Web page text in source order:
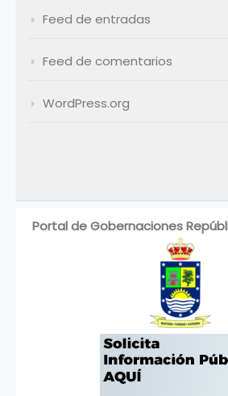
Feed de entradas
Feed de comentarios
WordPress.org
Portal de Gobernaciones